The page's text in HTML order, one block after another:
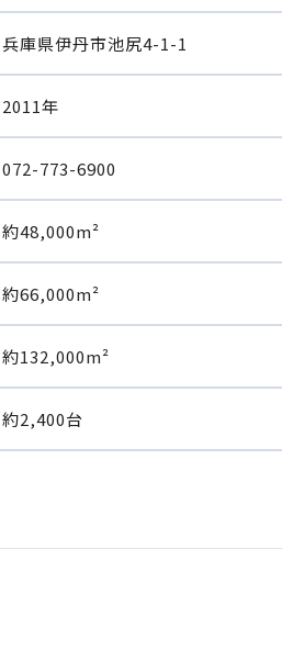
兵庫県伊丹市池尻4-1-1
2011年
072-773-6900
約48,000m²
約66,000m²
約132,000m²
約2,400台